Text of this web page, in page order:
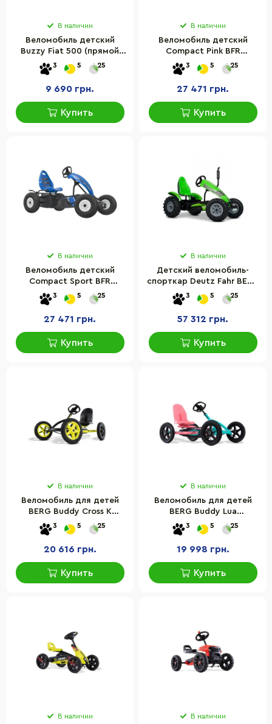
В наличии
Веломобиль детский
Buzzy Fiat 500 (прямой
привод)
3 5 25
9 690 грн.
Купить
В наличии
Веломобиль детский
Compact Pink BFR
(07.51.00.01, 07.60.01.01)
3 5 25
27 471 грн.
Купить
В наличии
Веломобиль детский
Compact Sport BFR
(07.51.00.01, 07.60.00.01)
3 5 25
27 471 грн.
Купить
В наличии
Детский веломобиль-
спорткар Deutz Fahr BERG
07.11.05 до 100 кг, металл
3 5 25
57 312 грн.
Купить
В наличии
Веломобиль для детей
BERG Buddy Cross K
24.20.65.00
3 5 25
20 616 грн.
Купить
В наличии
Веломобиль для детей
BERG Buddy Lua
24.20.64.00
3 5 25
19 998 грн.
Купить
В наличии В наличии